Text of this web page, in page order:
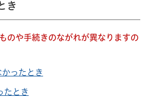
き
のや手続きのながれが異なりますの
ったとき
たとき